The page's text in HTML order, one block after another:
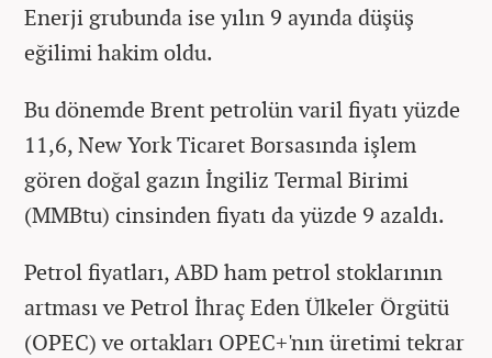
Enerji grubunda ise yılın 9 ayında düşüş
eğilimi hakim oldu.
Bu dönemde Brent petrolün varil fiyatı yüzde
11,6, New York Ticaret Borsasında işlem
gören doğal gazın İngiliz Termal Birimi
(MMBtu) cinsinden fiyatı da yüzde 9 azaldı.
Petrol fiyatları, ABD ham petrol stoklarının
artması ve Petrol İhraç Eden Ülkeler Örgütü
(OPEC) ve ortakları OPEC+'nın üretimi tekrar